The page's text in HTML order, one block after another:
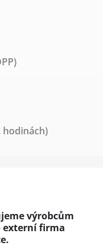
hodinách)
výrobcům
externí firma